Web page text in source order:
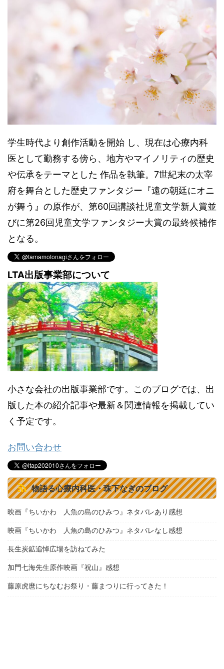
学生時代より創作活動を開始 し、現在は心療内科
医として勤務する傍ら、地方やマイノリティの歴史
や伝承をテーマとした 作品を執筆。7世紀末の太宰
府を舞台とした歴史ファンタジー『遠の朝廷にオニ
が舞う』の原作が、第60回講談社児童文学新人賞並
びに第26回児童文学ファンタジー大賞の最終候補作
となる。
LTA出版事業部について
小さな会社の出版事業部です。このブログでは、出
版した本の紹介記事や最新＆関連情報を掲載してい
く予定です。
お問い合わせ
物語る心療内科医・珠下なぎのブログ
映画『ちいかわ 人魚の島のひみつ』ネタバレあり感想
映画『ちいかわ 人魚の島のひみつ』ネタバレなし感想
長生炭鉱追悼広場を訪ねてみた
加門七海先生原作映画『祝山』感想
藤原虎麿にちなむお祭り・藤まつりに行ってきた！